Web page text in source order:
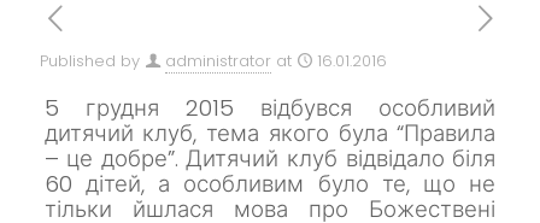
Published by administrator at 16.01.2016
5 грудня 2015 відбувся особливий
дитячий клуб, тема якого була “Правила
– це добре”. Дитячий клуб відвідало біля
60 дітей, а особливим було те, що не
тільки йшлася мова про Божествені